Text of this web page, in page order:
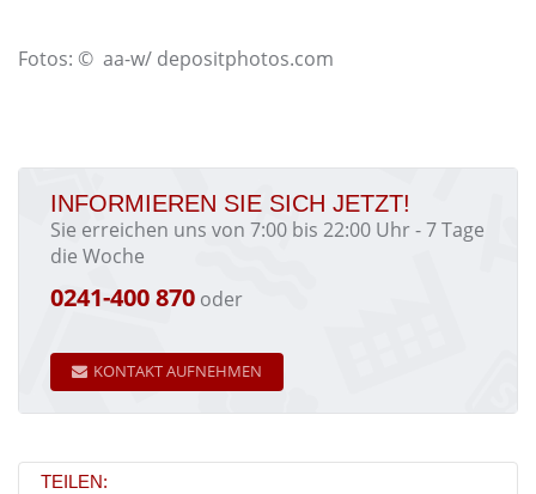
Fotos: © aa-w/ depositphotos.com
INFORMIEREN SIE SICH JETZT!
Sie erreichen uns von 7:00 bis 22:00 Uhr - 7 Tage
die Woche
0241-400 870 oder
KONTAKT AUFNEHMEN
TEILEN: